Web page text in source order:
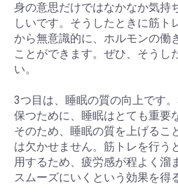
身の意思だけではなかなか気持
しいです。そうしたときに筋ト
から無意識的に、ホルモンの働
ことができます。ぜひ、そうし
い。
3つ目は、睡眠の質の向上です
保つために、睡眠はとても重要
そのため、睡眠の質を上げるこ
は欠かせません。筋トレを行う
用するため、疲労感が程よく溜
スムーズにいくという効果を得